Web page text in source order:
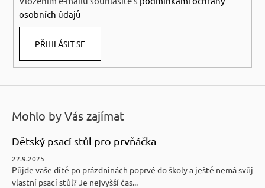
osobních údajů
PŘIHLÁSIT SE
Mohlo by Vás zajímat
Dětský psací stůl pro prvňáčka
22.9.2025
Půjde vaše dítě po prázdninách poprvé do školy a ještě nemá svůj
vlastní psací stůl? Je nejvyšší čas...